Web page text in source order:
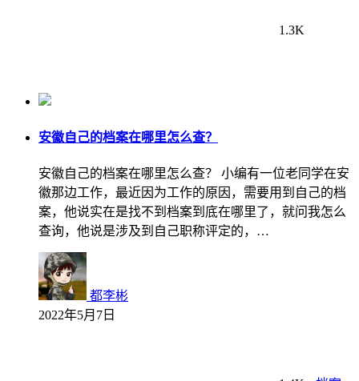
1.3K
安徽自己的档案在哪里怎么查？
安徽自己的档案在哪里怎么查？ 小编有一位老同学在安
徽那边工作，最近因为工作的原因，需要用到自己的档
案，他说实在是找不到档案到底在哪里了，就问我怎么
查询，他说是涉及到自己职称评定的，…
都李彬
2022年5月7日